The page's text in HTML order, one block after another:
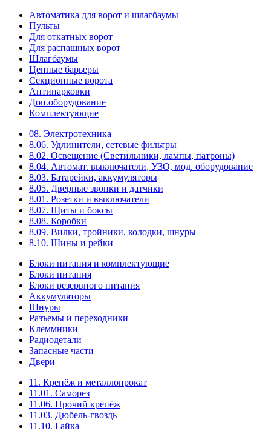
Автоматика для ворот и шлагбаумы
Пульты
Для откатных ворот
Для распашных ворот
Шлагбаумы
Цепные барьеры
Секционные ворота
Антипарковки
Доп.оборудование
Комплектующие
08. Электротехника
8.06. Удлинители, сетевые фильтры
8.02. Освещение (Светильники, лампы, патроны)
8.04. Автомат. выключатели, УЗО, мод. оборудование
8.03. Батарейки, аккумуляторы
8.05. Дверные звонки и датчики
8.01. Розетки и выключатели
8.07. Щиты и боксы
8.08. Коробки
8.09. Вилки, тройники, колодки, шнуры
8.10. Шины и рейки
Блоки питания и комплектующие
Блоки питания
Блоки резервного питания
Аккумуляторы
Шнуры
Разъемы и переходники
Клеммники
Радиодетали
Запасные части
Двери
11. Крепёж и металлопрокат
11.01. Саморез
11.06. Прочий крепёж
11.03. Дюбель-гвоздь
11.10. Гайка